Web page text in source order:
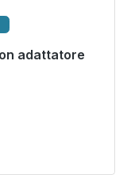
adattatore
tempo di